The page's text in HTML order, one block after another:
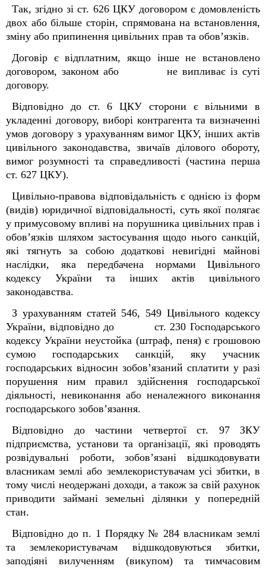
Так, згідно зі ст. 626 ЦКУ договором є домовленість
двох або більше сторін, спрямована на встановлення,
зміну або припинення цивільних прав та обов’язків.
Договір є відплатним, якщо інше не встановлено
договором, законом або не випливає із суті
договору.
Відповідно до ст. 6 ЦКУ сторони є вільними в
укладенні договору, виборі контрагента та визначенні
умов договору з урахуванням вимог ЦКУ, інших актів
цивільного законодавства, звичаїв ділового обороту,
вимог розумності та справедливості (частина перша
ст. 627 ЦКУ).
Цивільно-правова відповідальність є однією із форм
(видів) юридичної відповідальності, суть якої полягає
у примусовому впливі на порушника цивільних прав і
обов’язків шляхом застосування щодо нього санкцій,
які тягнуть за собою додаткові невигідні майнові
наслідки, яка передбачена нормами Цивільного
кодексу України та інших актів цивільного
законодавства.
З урахуванням статей 546, 549 Цивільного кодексу
України, відповідно до ст. 230 Господарського
кодексу України неустойка (штраф, пеня) є грошовою
сумою господарських санкцій, яку учасник
господарських відносин зобов’язаний сплатити у разі
порушення ним правил здійснення господарської
діяльності, невиконання або неналежного виконання
господарського зобов’язання.
Відповідно до частини четвертої ст. 97 ЗКУ
підприємства, установи та організації, які проводять
розвідувальні роботи, зобов’язані відшкодовувати
власникам землі або землекористувачам усі збитки, в
тому числі неодержані доходи, а також за свій рахунок
приводити займані земельні ділянки у попередній
стан.
Відповідно до п. 1 Порядку № 284 власникам землі
та землекористувачам відшкодовуються збитки,
заподіяні вилученням (викупом) та тимчасовим